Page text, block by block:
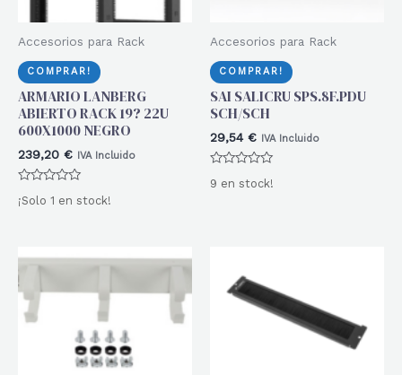
Accesorios para Rack
COMPRAR!
ARMARIO LANBERG
ABIERTO RACK 19? 22U
600X1000 NEGRO
239,20 € IVA Incluido
con
¡Solo 1 en stock!
Accesorios para Rack
COMPRAR!
SAI SALICRU SPS.8F.PDU
SCH/SCH
29,54 € IVA Incluido
con
9 en stock!